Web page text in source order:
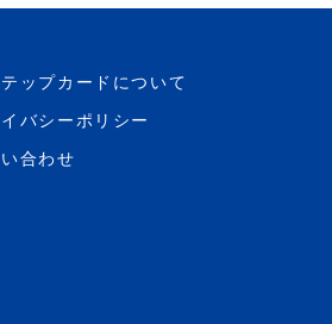
ップカードについて
バシーポリシー
合わせ